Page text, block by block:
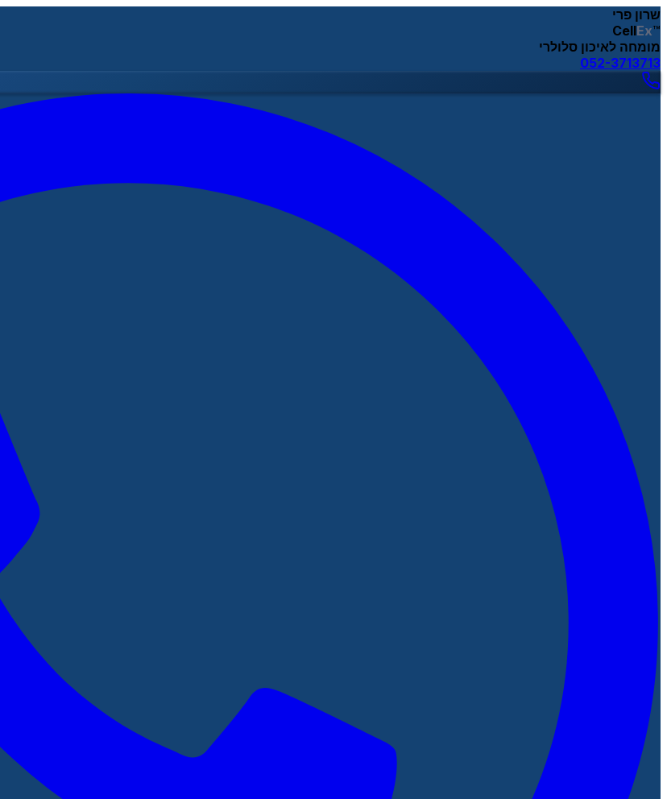
שרון פרי
™
CellEx
מומחה לאיכון סלולרי
052-3713713